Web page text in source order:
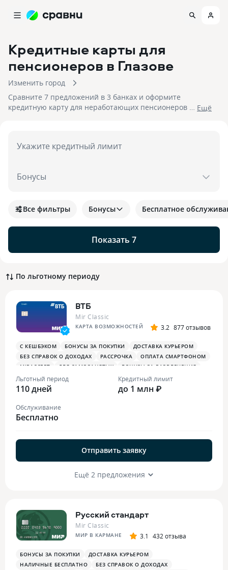
Кредитные карты для
пенсионеров в Глазове
Изменить город
Сравните 7 предложений в 3 банках и оформите
кредитную карту для неработающих пенсионеров в Eщё
Укажите кредитный лимит
Бонусы
Показать 7
Все фильтры Бонусы Бесплатное
По льготному периоду
ВТБ
Mir Classic
КАРТА ВОЗМОЖНОСТЕЙ 3.2 877 отзывов
С КЕШБЭКОМ БОНУСЫ ЗА ПОКУПКИ
ДОСТАВКА КУРЬЕРОМ
БЕЗ СПРАВОК О ДОХОДАХ
РАССРОЧКА
ОПЛАТА СМАРТФОНОМ
MIRACCEPT
ДЛЯ САМОЗАНЯТЫХ
БОНУСЫ ЗА РАЗВЛЕЧЕНИЯ
ПЛАТЕЖНЫЙ СТИКЕР
Льготный период
110 дней
Кредитный лимит
до 1 млн ₽
Обслуживание
Бесплатно
Отправить заявку
Ещё 2 предложения
Русский стандарт
Mir Classic
МИР В КАРМАНЕ 3.1 432 отзыва
БОНУСЫ ЗА ПОКУПКИ
ДОСТАВКА КУРЬЕРОМ
НАЛИЧНЫЕ БЕСПЛАТНО
БЕЗ СПРАВОК О ДОХОДАХ